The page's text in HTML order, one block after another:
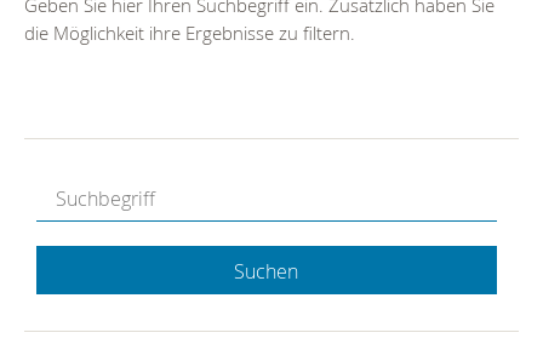
Geben Sie hier Ihren Suchbegriff ein. Zusätzlich haben Sie
die Möglichkeit ihre Ergebnisse zu filtern.
Suchen